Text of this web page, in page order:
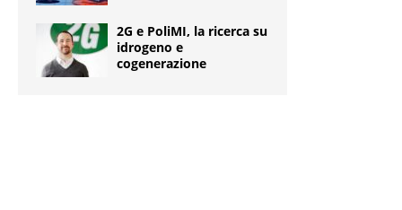
2G e PoliMI, la ricerca su
idrogeno e
cogenerazione